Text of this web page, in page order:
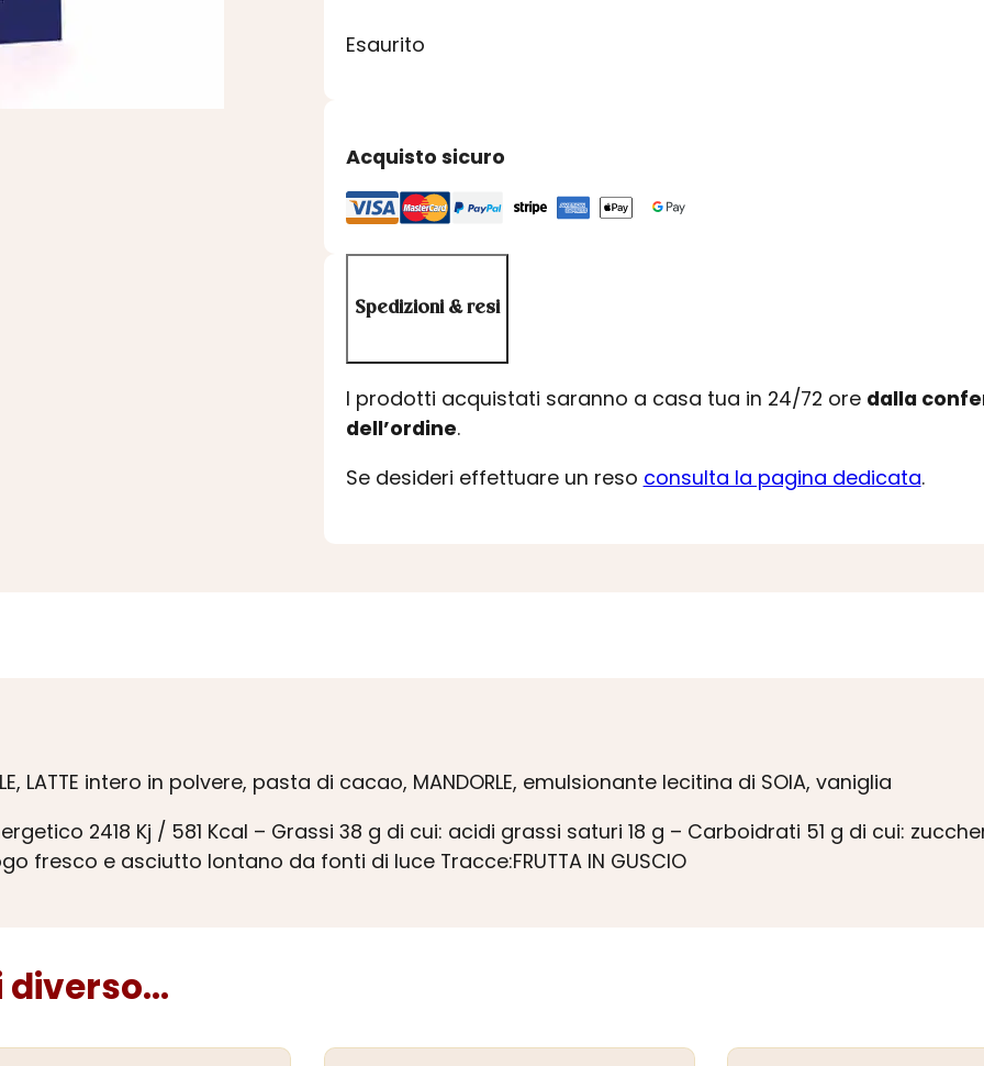
Esaurito
Acquisto sicuro
Spedizioni & resi
I prodotti acquistati saranno a casa tua in 24/72 ore dalla
dell’ordine.
Se desideri effettuare un reso consulta la pagina dedicata.
LATTE intero in polvere, pasta di cacao, MANDORLE, emulsionante lecitina di SOIA, vaniglia
Energetico 2418 Kj / 581 Kcal – Grassi 38 g di cui: acidi grassi saturi 18 g – Carboidrati 51 g di cui:
fresco e asciutto lontano da fonti di luce Tracce:FRUTTA IN GUSCIO